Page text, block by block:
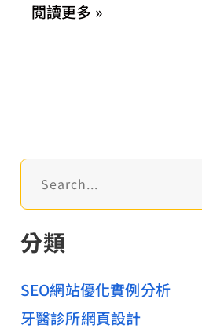
護
一
微
推
薦
閱讀更多 »
尋
鍵
:
分類
SEO網站優化實例分析
牙醫診所網頁設計